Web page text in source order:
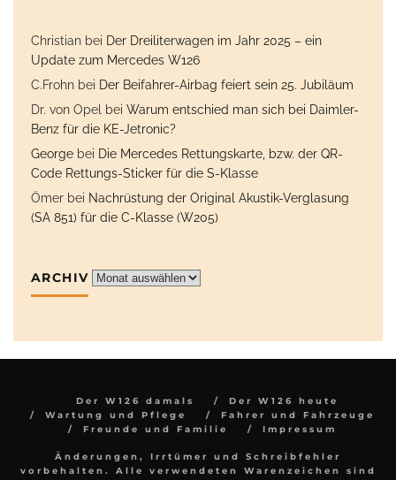
Christian bei Der Dreiliterwagen im Jahr 2025 – ein
Update zum Mercedes W126
C.Frohn bei Der Beifahrer-Airbag feiert sein 25. Jubiläum
Dr. von Opel
bei Warum entschied man sich bei Daimler-
Benz für die KE-Jetronic?
George bei Die Mercedes Rettungskarte, bzw. der QR-
Code Rettungs-Sticker für die S-Klasse
Ömer bei Nachrüstung der Original Akustik-Verglasung
(SA 851) für die C-Klasse (W205)
ARCHIV Archiv
Der W126 damals
Der W126 heute
Wartung und Pflege
Fahrer und Fahrzeuge
Freunde und Familie
Impressum
Änderungen, Irrtümer und Schreibfehler
vorbehalten. Alle verwendeten Warenzeichen sind